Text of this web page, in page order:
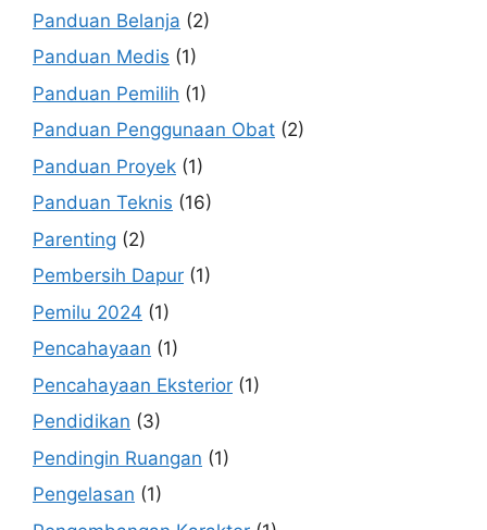
Panduan Belanja (2)
Panduan Medis (1)
Panduan Pemilih (1)
Panduan Penggunaan Obat (2)
Panduan Proyek (1)
Panduan Teknis (16)
Parenting (2)
Pembersih Dapur (1)
Pemilu 2024 (1)
Pencahayaan (1)
Pencahayaan Eksterior (1)
Pendidikan (3)
Pendingin Ruangan (1)
Pengelasan (1)